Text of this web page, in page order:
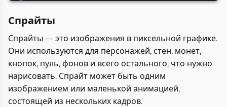
Спрайты
Спрайты — это изображения в пиксельной графике.
Они используются для персонажей, стен, монет,
кнопок, пуль, фонов и всего остального, что нужно
нарисовать. Спрайт может быть одним
изображением или маленькой анимацией,
состоящей из нескольких кадров.